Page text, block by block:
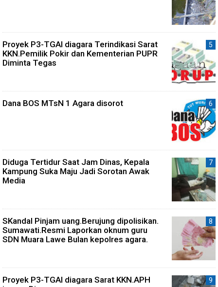
Proyek P3-TGAI diagara Terindikasi Sarat
KKN.Pemilik Pokir dan Kementerian PUPR
Diminta Tegas
Dana BOS MTsN 1 Agara disorot
Diduga Tertidur Saat Jam Dinas, Kepala
Kampung Suka Maju Jadi Sorotan Awak
Media
SKandal Pinjam uang.Berujung dipolisikan.
Sumawati.Resmi Laporkan oknum guru
SDN Muara Lawe Bulan kepolres agara.
Proyek P3-TGAI diagara Sarat KKN.APH